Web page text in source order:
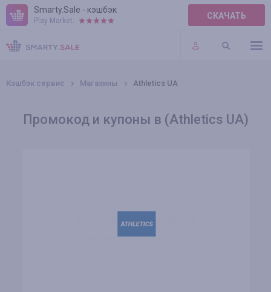
Smarty.Sale - кэшбэк
Play Market: СКАЧАТЬ
ПРАВИЛА
ПЛАГИНЫ
Кэшбэк сервис Магазины Athletics UA
Промокод и купоны в (Athletics UA)